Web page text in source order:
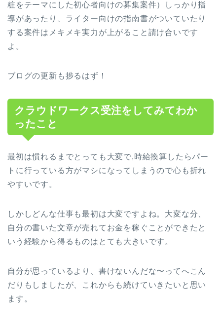
粧をテーマにした初心者向けの募集案件）しっかり指
導があったり、ライター向けの指南書がついていたり
する案件はメキメキ実力が上がること請け合いです
よ。
ブログの更新も捗るはず！
クラウドワークス受注をしてみてわか
ったこと
最初は慣れるまでとっても大変で,時給換算したらパー
トに行っている方がマシになってしまうので心も折れ
やすいです。
しかしどんな仕事も最初は大変ですよね。大変な分、
自分の書いた文章が売れてお金を稼ぐことができたと
いう経験から得るものはとても大きいです。
自分が思っているより、書けないんだな〜ってへこん
だりもしましたが、これからも続けていきたいと思い
ます。